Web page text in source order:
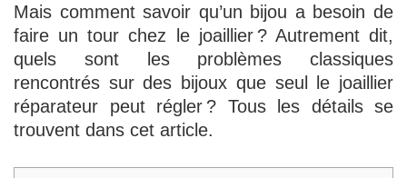
Mais comment savoir qu’un bijou a besoin de
faire un tour chez le joaillier ? Autrement dit,
quels sont les problèmes classiques
rencontrés sur des bijoux que seul le joaillier
réparateur peut régler ? Tous les détails se
trouvent dans cet article.